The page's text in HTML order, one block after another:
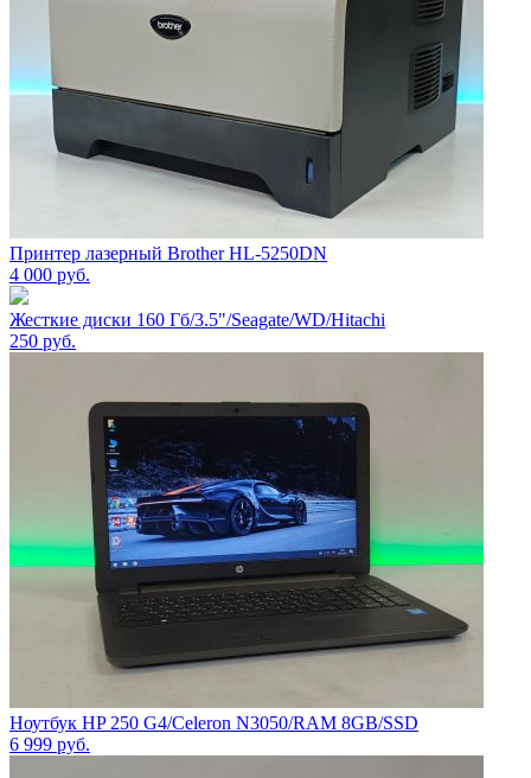
Принтер лазерный Brother HL-5250DN
4 000 руб.
Жесткие диски 160 Гб/3.5"/Seagate/WD/Hitachi
250 руб.
Ноутбук HP 250 G4/Celeron N3050/RAM 8GB/SSD
6 999 руб.